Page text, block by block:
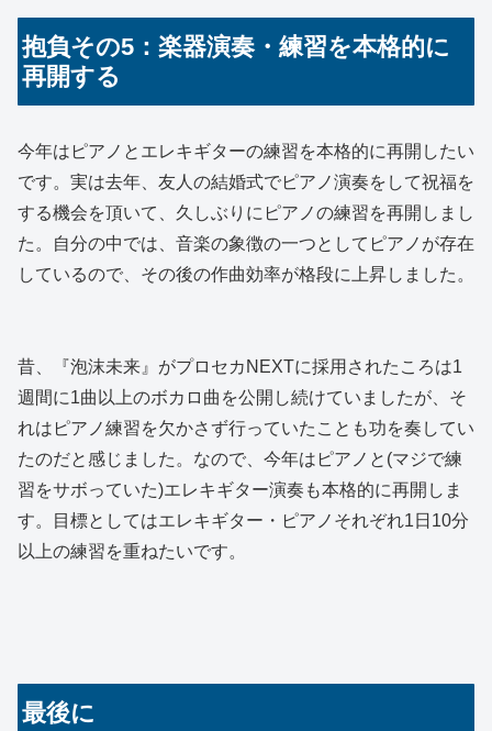
抱負その5：楽器演奏・練習を本格的に
再開する
今年はピアノとエレキギターの練習を本格的に再開したい
です。実は去年、友人の結婚式でピアノ演奏をして祝福を
する機会を頂いて、久しぶりにピアノの練習を再開しまし
た。自分の中では、音楽の象徴の一つとしてピアノが存在
しているので、その後の作曲効率が格段に上昇しました。
昔、『泡沫未来』がプロセカNEXTに採用されたころは1
週間に1曲以上のボカロ曲を公開し続けていましたが、そ
れはピアノ練習を欠かさず行っていたことも功を奏してい
たのだと感じました。なので、今年はピアノと(マジで練
習をサボっていた)エレキギター演奏も本格的に再開しま
す。目標としてはエレキギター・ピアノそれぞれ1日10分
以上の練習を重ねたいです。
最後に